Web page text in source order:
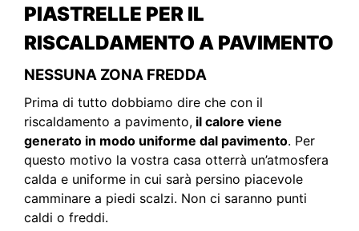
PIASTRELLE PER IL
RISCALDAMENTO A PAVIMENTO
NESSUNA ZONA FREDDA
Prima di tutto dobbiamo dire che con il
riscaldamento a pavimento, il calore viene
generato in modo uniforme dal pavimento. Per
questo motivo la vostra casa otterrà un’atmosfera
calda e uniforme in cui sarà persino piacevole
camminare a piedi scalzi. Non ci saranno punti
caldi o freddi.